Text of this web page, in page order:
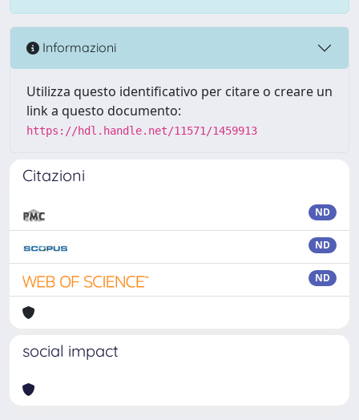
Informazioni
Utilizza questo identificativo per citare o creare un
link a questo documento:
https://hdl.handle.net/11571/1459913
Citazioni
ND
ND
ND
social impact